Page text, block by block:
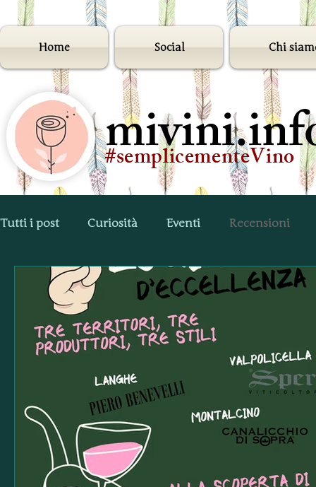
Home Social Chi
#semplicementeVino
Tutti i post Curiosità Eventi Recensioni